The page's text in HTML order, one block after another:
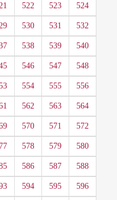
522 523 524
530 531 532
538 539 540
546 547 548
554 555 556
562 563 564
570 571 572
578 579 580
586 587 588
594 595 596